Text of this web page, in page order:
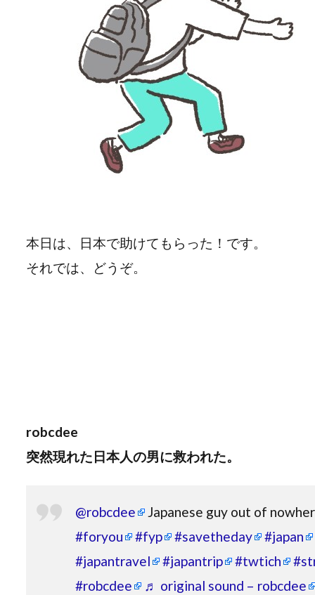
本日は、日本で助けてもらった！です。
それでは、どうぞ。
robcdee
突然現れた日本人の男に救われた。
@robcdee
Japanese guy out of
#foryou
#fyp #savetheday
#japan
#japantravel
#japantrip #twtich
#robcdee
♬ original sound – robcdee